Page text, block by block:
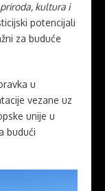
kultura i
potencijali
za buduće
u
vezane uz
unije u
budući